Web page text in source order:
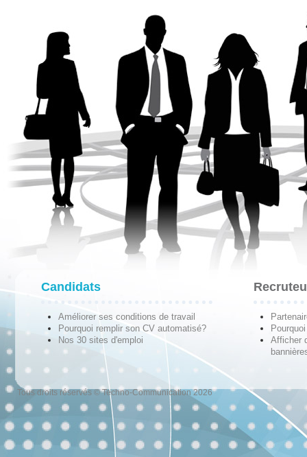
Candidats
Améliorer ses conditions de travail
Pourquoi remplir son CV automatisé?
Nos 30 sites d'emploi
Afficher
Tous droits réservés © Techno-Communication 2026